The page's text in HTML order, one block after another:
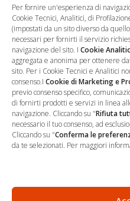
Per fornire un'esperienza di
Cookie Tecnici, Analitici, di
(impostati da un sito diverso da
necessari per fornirti il servizio
navigazione del sito. I Cookie
aggregata e anonima per ottenere
sito. Per i Cookie Tecnici e Analitici
consenso.I Cookie di Marketing e
previo consenso specifico,
di fornirti prodotti e servizi in linea
navigazione. Cliccando su "Rifiuta
necessario il tuo consenso, ad
Cliccando su "Conferma le
da te selezionati. Per maggiori
prossima volta che
…